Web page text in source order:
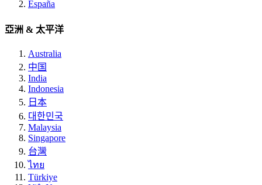
España
亞洲 & 太平洋
Australia
中国
India
Indonesia
日本
대한민국
Malaysia
Singapore
台灣
ไทย
Türkiye